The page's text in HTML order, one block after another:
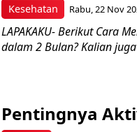
Kesehatan Rabu, 22 Nov
LAPAKAKU- Berikut Cara
dalam 2 Bulan? Kalian
Pentingnya